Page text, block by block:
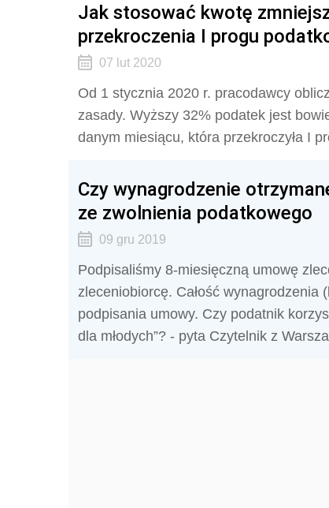
Jak stosować kwotę
przekroczenia I progu
07 lut 2020
Od 1 stycznia 2020 r. pracodawcy
zasady. Wyższy 32% podatek jest
danym miesiącu, która przekroczyła I
Czy wynagrodzenie
ze zwolnienia podatkowego
09 gru 2019
Podpisaliśmy 8-miesięczną umowę
zleceniobiorcę. Całość wynagrodzenia
podpisania umowy. Czy podatnik
dla młodych”? - pyta Czytelnik z